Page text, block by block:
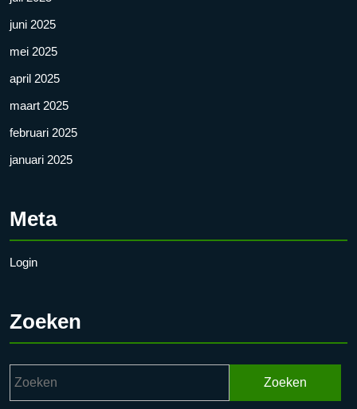
juni 2025
mei 2025
april 2025
maart 2025
februari 2025
januari 2025
Meta
Login
Zoeken